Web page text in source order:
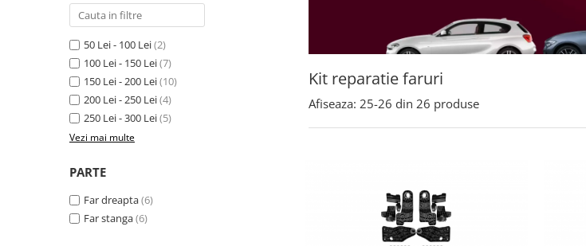
Mercedes-Benz
Mini Cooper
Mitshubishi
Piese interior
Display-uri
Manson schimbator viteze
Alte accesorii
Piese exterior
Senzori parcare dedicati
Kit reparatie faruri
50 Lei - 100 Lei(2)
100 Lei - 150 Lei(7)
150 Lei - 200 Lei(10)
200 Lei - 250 Lei(4)
250 Lei - 300 Lei(5)
Vezi mai multe
PARTE
Far dreapta(6)
Far stanga(6)
Afiseaza: 25-26 din 26 produse